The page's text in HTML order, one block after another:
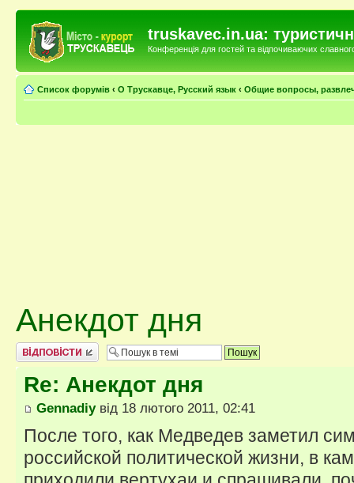
truskavec.in.ua:
Конференція для гостей та відпочиваючих
Список форумів ‹ О Трускавце, Русский язык ‹ Общие вопросы,
Анекдот дня
Відповісти
Re: Анекдот дня
Gennadiyвід 18 лютого 2011, 02:41
После того, как Медведев заметил
российской политической жизни, в